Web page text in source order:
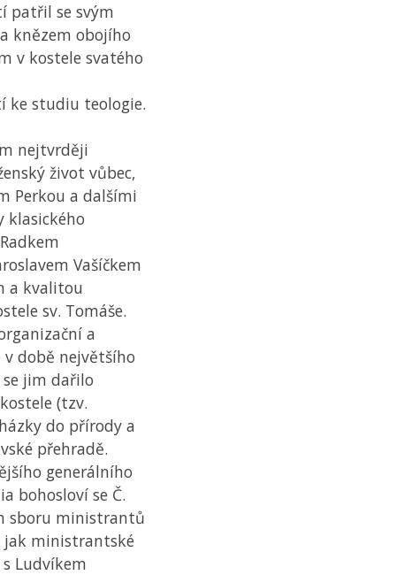
patřil se svým
knězem obojího
v kostele svatého
ke studiu teologie.
nejtvrději
život vůbec,
Perkou a dalšími
klasického
Vašíčkem
a kvalitou
sv. Tomáše.
a
v době největšího
jim dařilo
(tzv.
do přírody a
přehradě.
generálního
bohosloví se Č.
sboru ministrantů
jak ministrantské
Ludvíkem